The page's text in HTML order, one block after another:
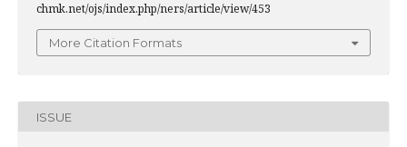
chmk.net/ojs/index.php/ners/article/view/453
More Citation Formats
ISSUE